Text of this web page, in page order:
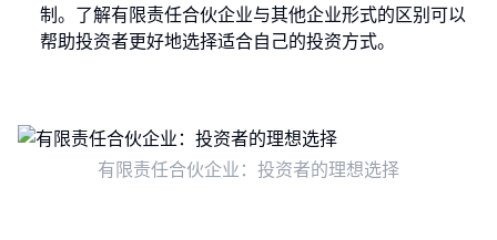
制。了解有限责任合伙企业与其他企业形式的区别可以
帮助投资者更好地选择适合自己的投资方式。
有限责任合伙企业：投资者的理想选择